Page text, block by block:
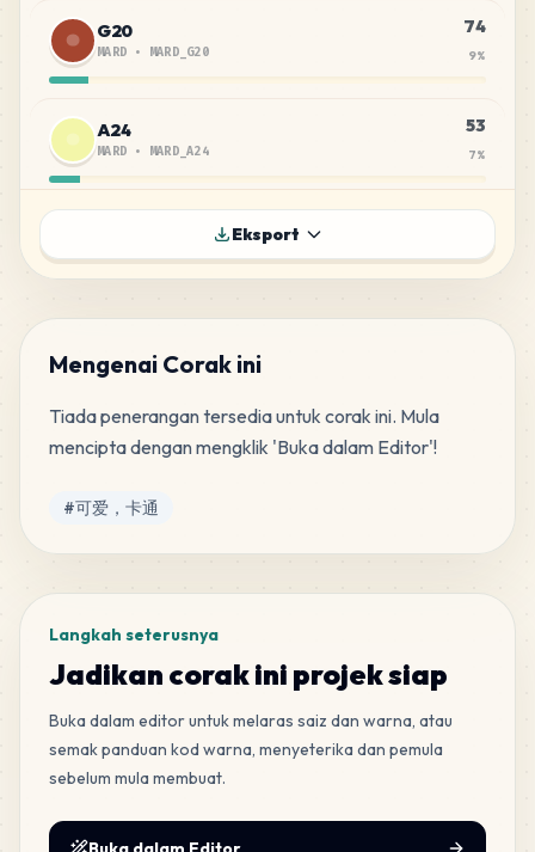
G20
MARD • MARD_G20
74
9%
A24
MARD • MARD_A24
53
7%
28
G8
MARD •MARD_G8
2%
A14
MARD_A14
F15
MARD•MARD_F15
H2
MARD•MARD_H2
2
Eksport
Mengenai Corak ini
Tiada penerangan tersedia untuk corak ini. Mula
mencipta dengan mengklik 'Buka dalam Editor'!
Tag
#可爱，卡通
Langkah seterusnya
Jadikan corak ini projek siap
Buka dalam editor untuk melaras saiz dan warna, atau
semak panduan kod warna, menyeterika dan pemula
sebelum mula membuat.